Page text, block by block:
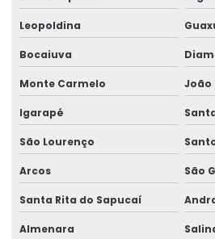
Produção De Etiquetas Em Várias
Produção De Rótulos Adesivos
Produção Em Cartelas De Etiquetas
Ribbon
Ribbon 110x300 Cera Resina
Ribbon 110x300 Com Alta Tecnologia
Leopoldina
Bocaiuva
Monte Carmelo João
Igarapé
São Lourenço
Arcos São
Santa Rita do Sapucaí
Almenara